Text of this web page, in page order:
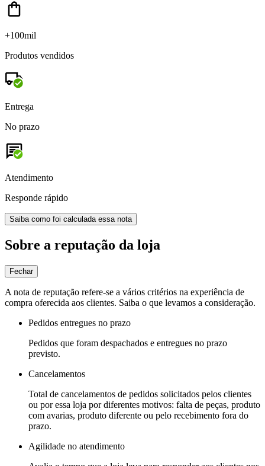
+100mil
Produtos vendidos
Entrega
No prazo
Atendimento
Responde rápido
Saiba como foi calculada essa nota
Sobre a reputação da loja
Fechar
A nota de reputação refere-se a vários critérios na experiência de
compra oferecida aos clientes. Saiba o que levamos a consideração.
Pedidos entregues no prazo
Pedidos que foram despachados e entregues no prazo
previsto.
Cancelamentos
Total de cancelamentos de pedidos solicitados pelos clientes
ou por essa loja por diferentes motivos: falta de peças, produto
com avarias, produto diferente ou pelo recebimento fora do
prazo.
Agilidade no atendimento